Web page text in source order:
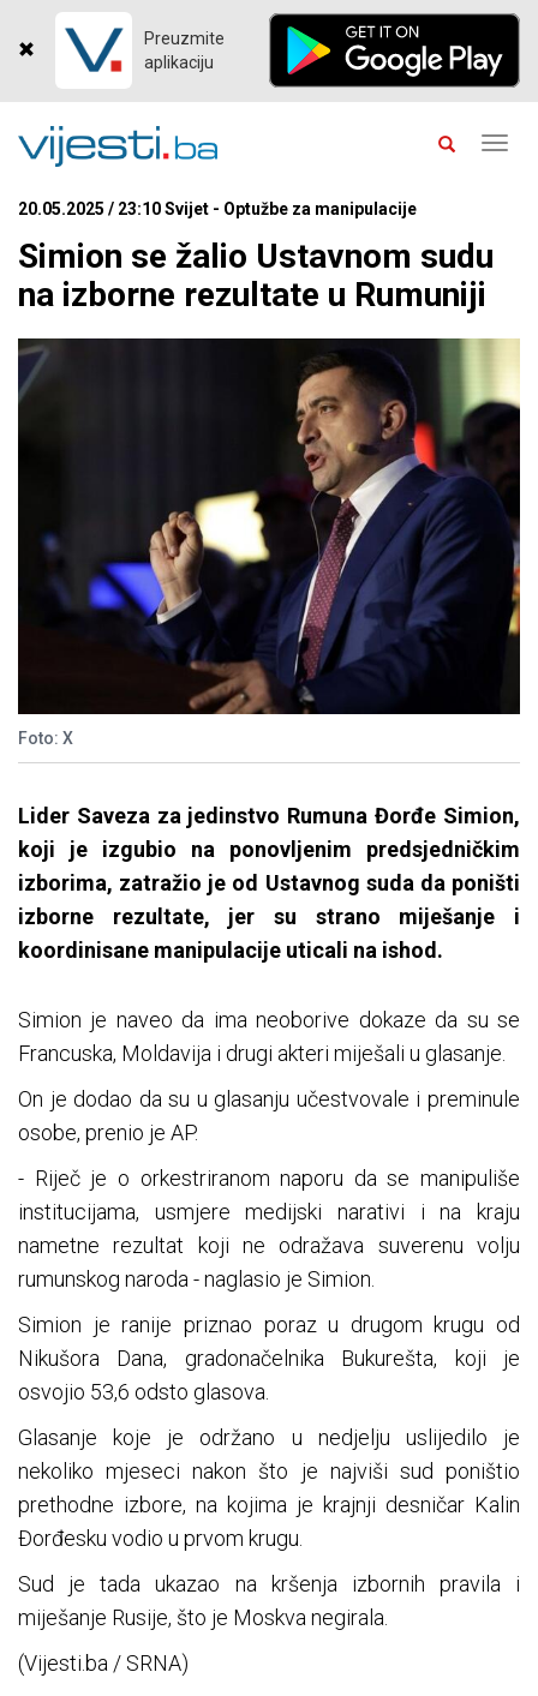
Preuzmite
aplikaciju
20.05.2025 / 23:10 Svijet - Optužbe za manipulacije
Simion se žalio Ustavnom sudu
na izborne rezultate u Rumuniji
Foto: X
Lider Saveza za jedinstvo Rumuna Đorđe Simion,
koji je izgubio na ponovljenim predsjedničkim
izborima, zatražio je od Ustavnog suda da poništi
izborne rezultate, jer su strano miješanje i
koordinisane manipulacije uticali na ishod.
Simion je naveo da ima neoborive dokaze da su se
Francuska, Moldavija i drugi akteri miješali u glasanje.
On je dodao da su u glasanju učestvovale i preminule
osobe, prenio je AP.
- Riječ je o orkestriranom naporu da se manipuliše
institucijama, usmjere medijski narativi i na kraju
nametne rezultat koji ne odražava suverenu volju
rumunskog naroda - naglasio je Simion.
Simion je ranije priznao poraz u drugom krugu od
Nikušora Dana, gradonačelnika Bukurešta, koji je
osvojio 53,6 odsto glasova.
Glasanje koje je održano u nedjelju uslijedilo je
nekoliko mjeseci nakon što je najviši sud poništio
prethodne izbore, na kojima je krajnji desničar Kalin
Đorđesku vodio u prvom krugu.
Sud je tada ukazao na kršenja izbornih pravila i
miješanje Rusije, što je Moskva negirala.
(Vijesti.ba / SRNA)